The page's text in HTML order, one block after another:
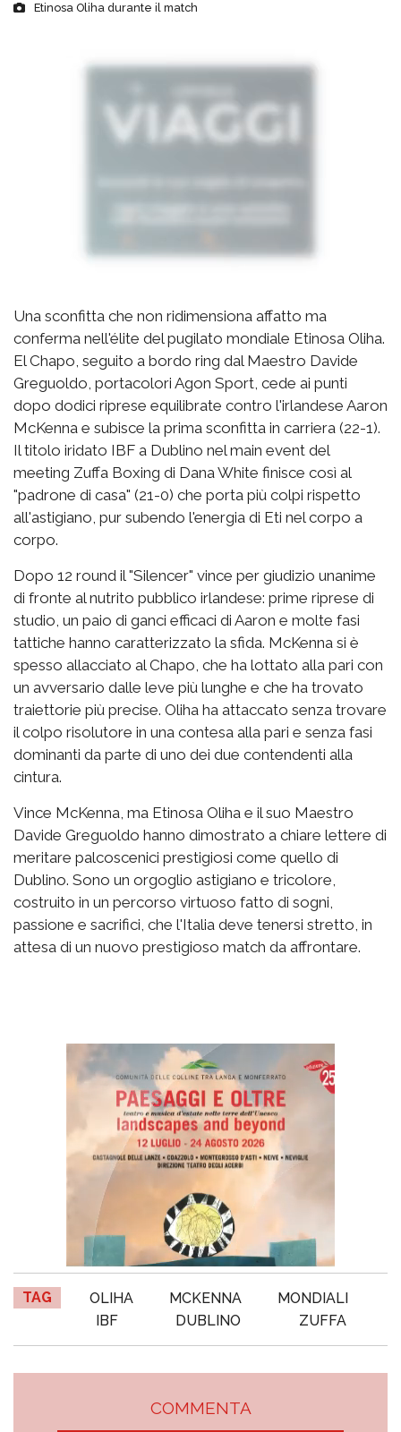
Etinosa Oliha durante il match
Una sconfitta che non ridimensiona affatto ma
conferma nell'élite del pugilato mondiale Etinosa Oliha.
El Chapo, seguito a bordo ring dal Maestro Davide
Greguoldo, portacolori Agon Sport, cede ai punti
dopo dodici riprese equilibrate contro l'irlandese Aaron
McKenna e subisce la prima sconfitta in carriera (22-1).
Il titolo iridato IBF a Dublino nel main event del
meeting Zuffa Boxing di Dana White finisce così al
"padrone di casa" (21-0) che porta più colpi rispetto
all'astigiano, pur subendo l'energia di Eti nel corpo a
corpo.
Dopo 12 round il "Silencer" vince per giudizio unanime
di fronte al nutrito pubblico irlandese: prime riprese di
studio, un paio di ganci efficaci di Aaron e molte fasi
tattiche hanno caratterizzato la sfida. McKenna si è
spesso allacciato al Chapo, che ha lottato alla pari con
un avversario dalle leve più lunghe e che ha trovato
traiettorie più precise. Oliha ha attaccato senza trovare
il colpo risolutore in una contesa alla pari e senza fasi
dominanti da parte di uno dei due contendenti alla
cintura.
Vince McKenna, ma Etinosa Oliha e il suo Maestro
Davide Greguoldo hanno dimostrato a chiare lettere di
meritare palcoscenici prestigiosi come quello di
Dublino. Sono un orgoglio astigiano e tricolore,
costruito in un percorso virtuoso fatto di sogni,
passione e sacrifici, che l'Italia deve tenersi stretto, in
attesa di un nuovo prestigioso match da affrontare.
TAG OLIHA MCKENNA
MONDIALI
IBF
DUBLINO ZUFFA
COMMENTA